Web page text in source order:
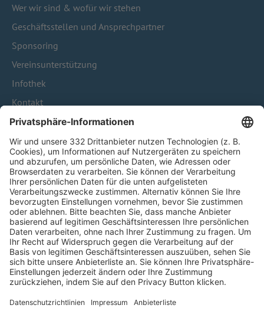
Wer wir sind & wofür wir stehen
Geschäftsstellen und Ansprechpartner
Sponsoring
Vereinsunterstützung
Infothek
Kontakt
HÄUFIG BESUCHTE SEITEN
Pässe und Vereinswechsel
Trainerausbildung
Schulungsangebot Vereinsmitarbeiter
BFV-Geschäftsstellen
Trainerbörse
Login SpielPlus
FOLGE DEM BFV